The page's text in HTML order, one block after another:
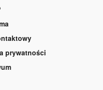
prywatności